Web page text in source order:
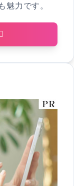
魅力です。